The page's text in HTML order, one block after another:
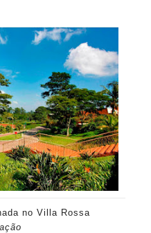
no Villa Rossa